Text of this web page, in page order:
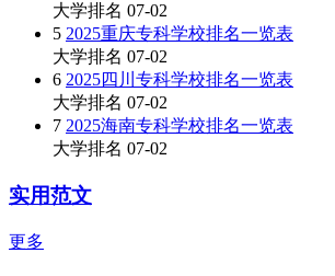
大学排名 07-02
5 2025重庆专科学校排名一览表
大学排名 07-02
6 2025四川专科学校排名一览表
大学排名 07-02
7 2025海南专科学校排名一览表
大学排名 07-02
实用范文
更多